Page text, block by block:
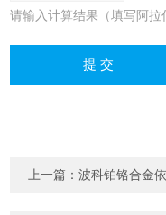
请输入计算结果（填写阿
上一篇：波科铂铬合金